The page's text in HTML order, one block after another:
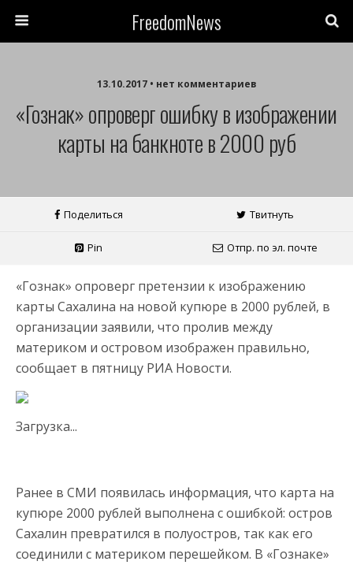
FreedomNews
13.10.2017 • нет комментариев
«Гознак» опроверг ошибку в изображении
карты на банкноте в 2000 руб
Поделиться Твитнуть
Pin Отпр. по эл. почте
«Гознак» опроверг претензии к изображению
карты Сахалина на новой купюре в 2000 рублей, в
организации заявили, что пролив между
материком и островом изображен правильно,
сообщает в пятницу РИА Новости.
Загрузка...
Ранее в СМИ появилась информация, что карта на
купюре 2000 рублей выполнена с ошибкой: остров
Сахалин превратился в полуостров, так как его
соединили с материком перешейком. В «Гознаке»